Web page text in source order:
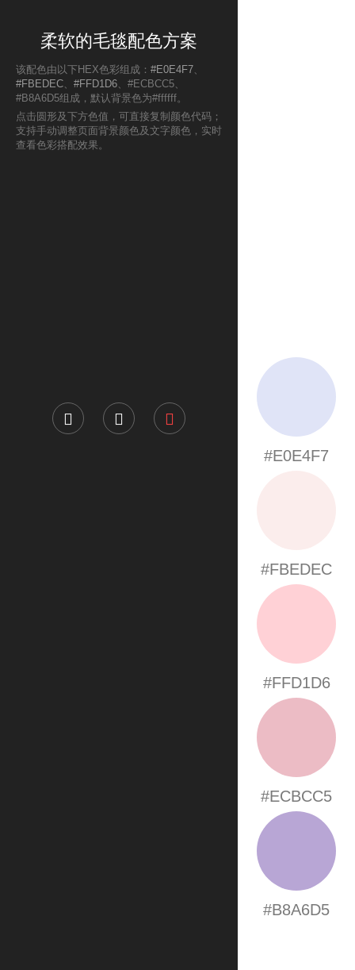
柔软的毛毯配色方案
该配色由以下HEX色彩组成： #E0E4F7、
#FBEDEC、 #FFD1D6、#ECBCC5、
#B8A6D5组成，默认背景色为#ffffff。
点击圆形及下方色值，可直接复制颜色代码；
支持手动调整页面背景颜色及文字颜色，实时
查看色彩搭配效果。
#E0E4F7
#FBEDEC
#FFD1D6
#ECBCC5
#B8A6D5